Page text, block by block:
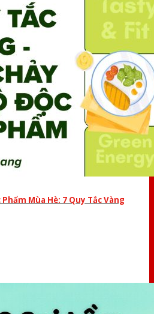
Mùa Hè: 7 Quy Tắc Vàng